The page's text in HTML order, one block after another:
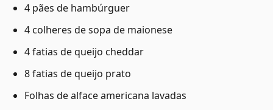
4 pães de hambúrguer
4 colheres de sopa de maionese
4 fatias de queijo cheddar
8 fatias de queijo prato
Folhas de alface americana lavadas